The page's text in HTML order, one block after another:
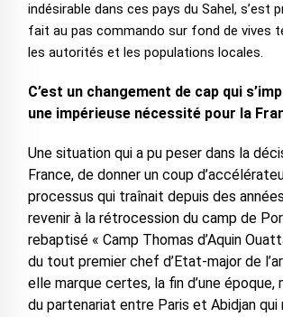
indésirable dans ces pays du Sahel, s’est
fait au pas commando sur fond de vives
les autorités et les populations locales.
C’est un changement de cap qui
une impérieuse nécessité pour la
Une situation qui a pu peser dans la
France, de donner un coup
processus qui traînait depuis des
revenir à la rétrocession du camp de
rebaptisé « Camp Thomas d’Aquin
du tout premier chef d’Etat-major de
elle marque certes, la fin d’une époque,
du partenariat entre Paris et Abidjan